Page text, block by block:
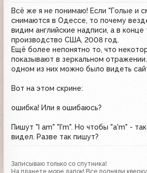
Всё же я не понимаю! Если "Голые и
снимаются в Одессе, то почему
видим английские надписи, а в конце
производство США, 2008 год.
Ещё более непонятно то, что
показывают в зеркальном
одном из них можно было видеть
Вот на этом скрине:
ошибка! Или я ошибаюсь?
Пишут "I am" "I'm". Но чтобы "a'm" -
видел. Разве так пишут?
Записываю только со спутника!
На планете море лапок! Все подняли